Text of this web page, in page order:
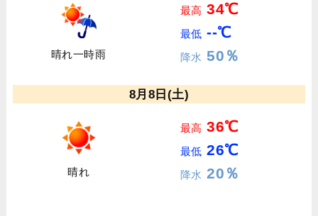
晴れ一時雨
最高 34℃
最低 --℃
降水 50％
8月8日(土)
晴れ
最高 36℃
最低 26℃
降水 20％